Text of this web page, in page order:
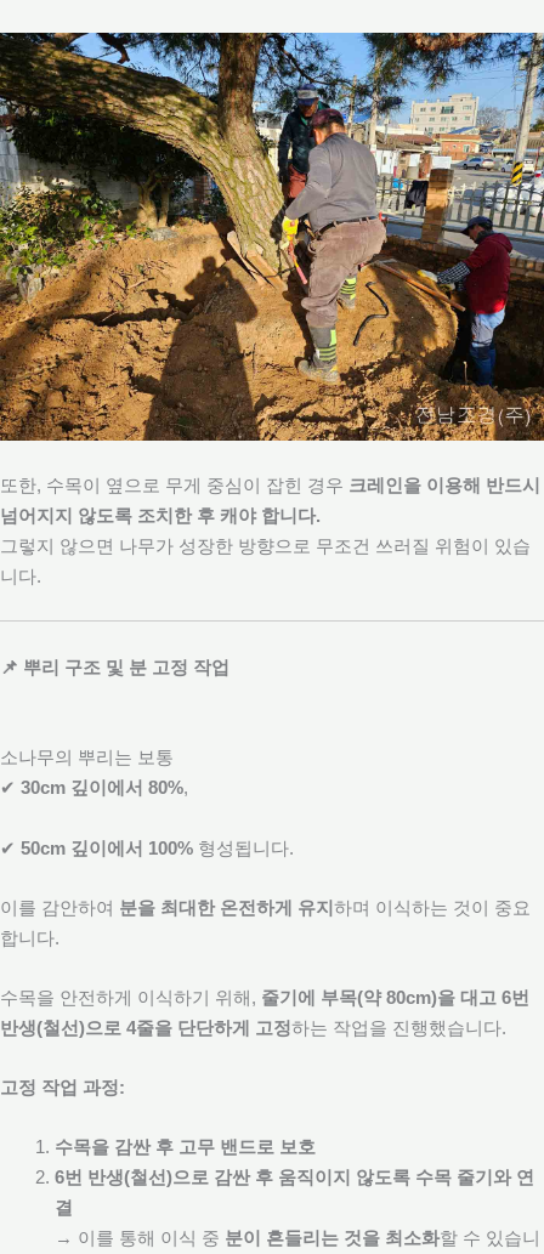
또한, 수목이 옆으로 무게 중심이 잡힌 경우 크레인을 이용해 반드시
넘어지지 않도록 조치한 후 캐야 합니다.
그렇지 않으면 나무가 성장한 방향으로 무조건 쓰러질 위험이 있습
니다.
📌 뿌리 구조 및 분 고정 작업
소나무의 뿌리는 보통
✔ 30cm 깊이에서 80%,
✔ 50cm 깊이에서 100% 형성됩니다.
이를 감안하여 분을 최대한 온전하게 유지 하며 이식하는 것이 중요
합니다.
수목을 안전하게 이식하기 위해, 줄기에 부목(약 80cm)을 대고 6번
반생(철선)으로 4줄을 단단하게 고정하는 작업을 진행했습니다.
고정 작업 과정:
수목을 감싼 후 고무 밴드로 보호
6번 반생(철선)으로 감싼 후 움직이지 않도록 수목 줄기와 연
결
→ 이를 통해 이식 중 분이 흔들리는 것을 최소화할 수 있습니